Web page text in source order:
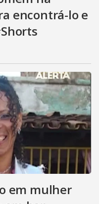
encontrá-lo e
em mulher